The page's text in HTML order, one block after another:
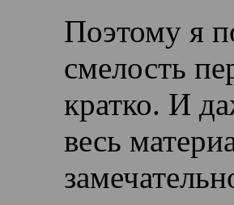
Поэтому я
смелость
кратко. И
весь